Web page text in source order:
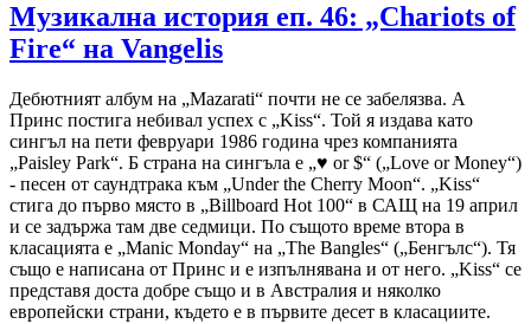
Музикална история еп. 46: „Chariots of
Fire“ на Vangelis
Дебютният албум на „Mazarati“ почти не се забелязва. А
Принс постига небивал успех с „Kiss“. Той я издава като
сингъл на пети февруари 1986 година чрез компанията
„Paisley Park“. Б страна на сингъла е „♥ or $“ („Love or Money“)
- песен от саундтрака към „Under the Cherry Moon“. „Kiss“
стига до първо място в „Billboard Hot 100“ в САЩ на 19 април
и се задържа там две седмици. По същото време втора в
класацията е „Manic Monday“ на „The Bangles“ („Бенгълс“). Тя
също е написана от Принс и е изпълнявана и от него. „Kiss“ се
представя доста добре също и в Австралия и няколко
европейски страни, където е в първите десет в класациите.